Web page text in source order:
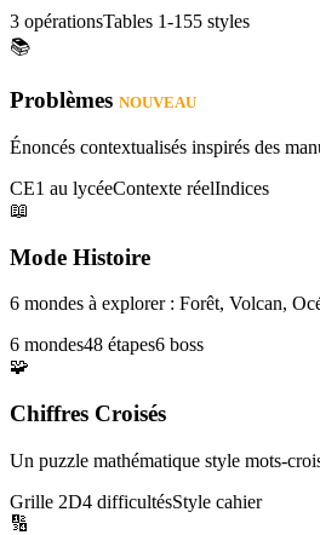
3 opérationsTables 1-155 styles
📚
Problèmes NOUVEAU
Énoncés contextualisés inspirés des
CE1 au lycéeContexte réelIndices
📖
Mode Histoire
6 mondes à explorer : Forêt, Volcan,
6 mondes48 étapes6 boss
🧩
Chiffres Croisés
Un puzzle mathématique style mots-
Grille 2D4 difficultésStyle cahier
🔢